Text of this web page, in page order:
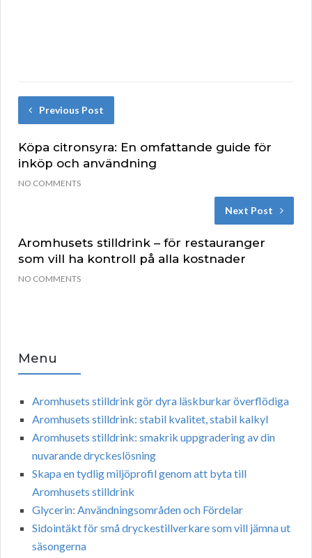
Previous Post
Köpa citronsyra: En omfattande guide för
inköp och användning
NO COMMENTS
Next Post
Aromhusets stilldrink – för restauranger
som vill ha kontroll på alla kostnader
NO COMMENTS
Menu
Aromhusets stilldrink gör dyra läskburkar överflödiga
Aromhusets stilldrink: stabil kvalitet, stabil kalkyl
Aromhusets stilldrink: smakrik uppgradering av din
nuvarande dryckeslösning
Skapa en tydlig miljöprofil genom att byta till
Aromhusets stilldrink
Glycerin: Användningsområden och Fördelar
Sidointäkt för små dryckestillverkare som vill jämna ut
säsongerna